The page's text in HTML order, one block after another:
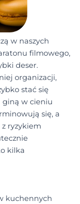
w naszych
filmowego,
deser.
organizacji,
stać się
giną w cieniu
się, a
ryzykiem
kilka
kuchennych